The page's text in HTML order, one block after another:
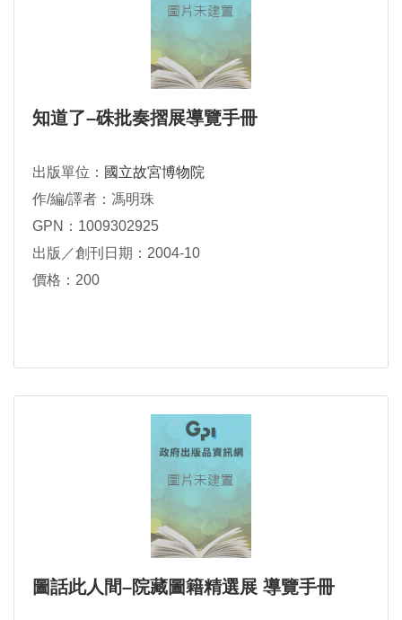
知道了–硃批奏摺展導覽手冊
出版單位： 國立故宮博物院
作/編/譯者：馮明珠
GPN：1009302925
出版／創刊日期：2004-10
價格：200
圖話此人間–院藏圖籍精選展 導覽手冊